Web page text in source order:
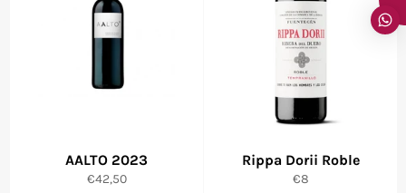
AALTO 2023
Precio
€42,50
Rippa Dorii Roble
Precio
€8